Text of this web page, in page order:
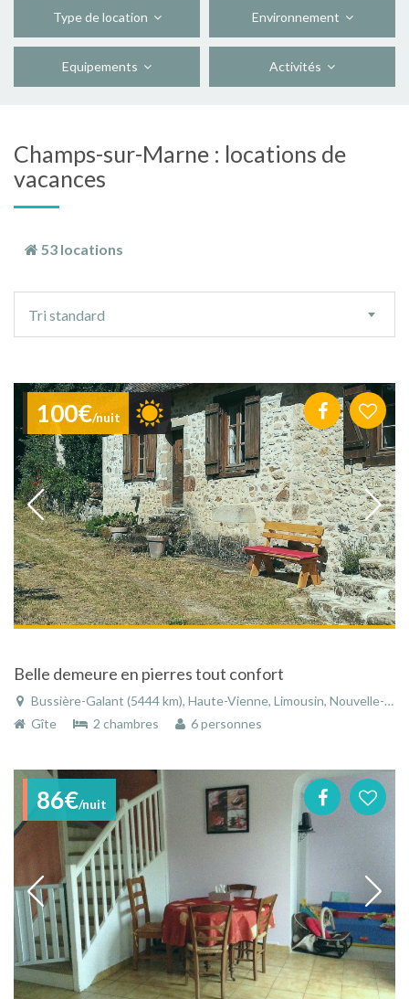
Type de location Environnement
Equipements Activités
Champs-sur-Marne : locations de
vacances
53 locations
tri
Tri standard
100€/nuit
Belle demeure en pierres tout confort
Bussière-Galant (5444 km), Haute-Vienne, Limousin, Nouvelle-Aquitaine, France
Gîte
2 chambres 6 personnes
86€/nuit